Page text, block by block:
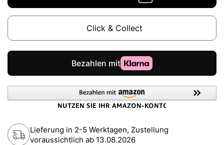
Click & Collect
Lieferung in 2-5 Werktagen, Zustellung
voraussichtlich ab 13.08.2026